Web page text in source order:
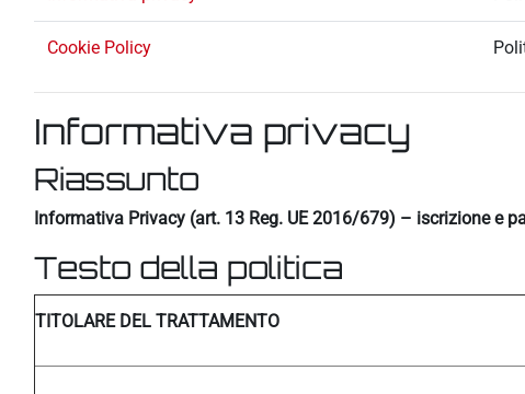
Cookie Policy
Informativa privacy
Riassunto
Informativa Privacy (art. 13 Reg. UE 2016/679) – iscrizione e
Testo della politica
TITOLARE DEL TRATTAMENTO